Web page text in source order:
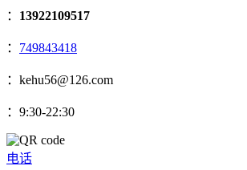
： 13922109517
： 749843418
：kehu56@126.com
：9:30-22:30
电话